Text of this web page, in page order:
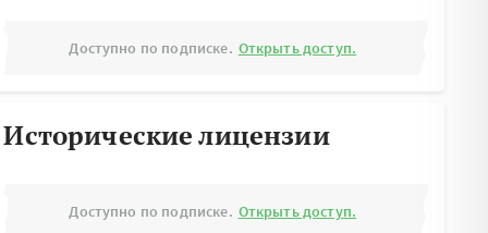
Доступно по подписке. Открыть доступ.
Исторические лицензии
Доступно по подписке. Открыть доступ.